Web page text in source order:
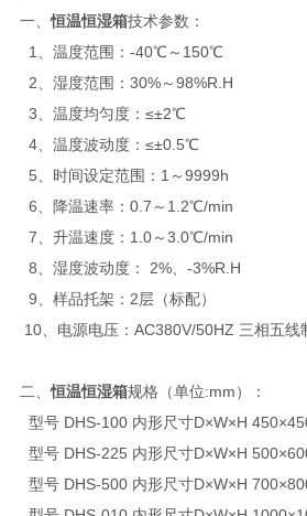
一、恒温恒湿箱技术参数：
1、温度范围：-40℃～150℃
2、湿度范围：30%～98%R.H
3、温度均匀度：≤±2℃
4、温度波动度：≤±0.5℃
5、时间设定范围：1～9999h
6、降温速率：0.7～1.2℃/min
7、升温速度：1.0～3.0℃/min
8、湿度波动度： 2%、-3%R.H
9、样品托架：2层（标配）
10、电源电压：AC380V/50HZ 三相五线
二、恒温恒湿箱规格（单位:mm）：
型号 DHS-100 内形尺寸D×W×H
型号 DHS-225 内形尺寸D×W×H
型号 DHS-500 内形尺寸D×W×H